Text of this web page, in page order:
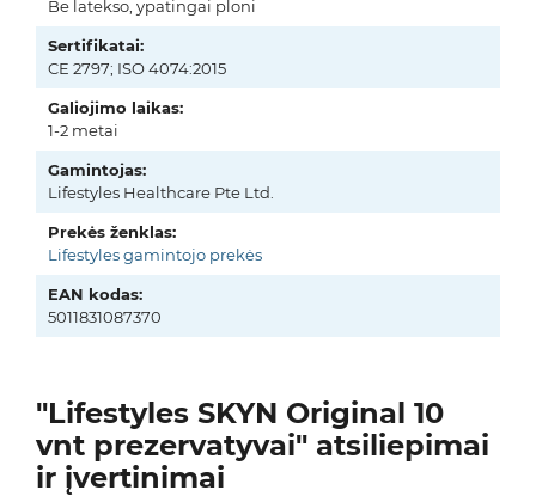
Be latekso, ypatingai ploni
Sertifikatai:
CE 2797; ISO 4074:2015
Galiojimo laikas:
1-2 metai
Gamintojas:
Lifestyles Healthcare Pte Ltd.
Prekės ženklas:
Lifestyles gamintojo prekės
EAN kodas:
5011831087370
"Lifestyles SKYN Original 10
vnt prezervatyvai" atsiliepimai
ir įvertinimai